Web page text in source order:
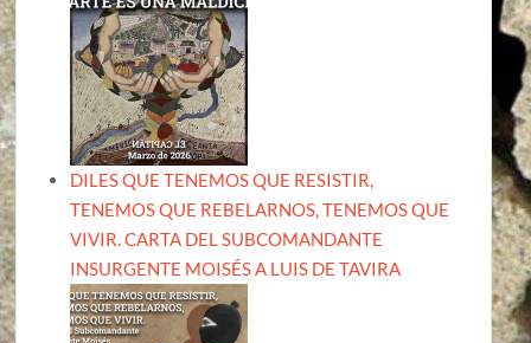
DILES QUE TENEMOS QUE RESISTIR,
TENEMOS QUE REBELARNOS, TENEMOS QUE
VIVIR. CARTA DEL SUBCOMANDANTE
INSURGENTE MOISÉS A LUIS DE TAVIRA